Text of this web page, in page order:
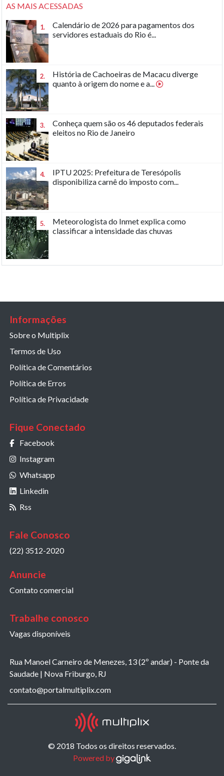
AS MAIS ACESSADAS
1.
Calendário de 2026 para pagamentos dos
servidores estaduais do Rio é...
2.
História de Cachoeiras de Macacu diverge
quanto à origem do nome e a...
3.
Conheça quem são os 46 deputados federais
eleitos no Rio de Janeiro
4.
IPTU 2025: Prefeitura de Teresópolis
disponibiliza carnê do imposto com...
5.
Meteorologista do Inmet explica como
classificar a intensidade das chuvas
Informações
Sobre o Multiplix
Termos de Uso
Política de Comentários
Política de Erros
Política de Privacidade
Fique Conectado
Facebook
Instagram
Whatsapp
Linkedin
Rss
Fale Conosco
(22) 3512-2020
Anuncie
Contato comercial
Trabalhe conosco
Vagas disponíveis
Rua Manoel Carneiro de Menezes, 13 (2º andar) - Ponte da
Saudade | Nova Friburgo, RJ
contato@portalmultiplix.com
© 2018 Todos os direitos reservados.
Powered by